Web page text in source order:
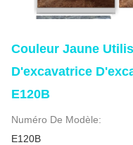
Couleur Jaune
D'excavatrice
E120B
Numéro De Modèle:
E120B